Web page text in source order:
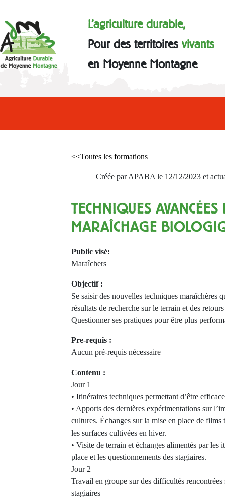
L'agriculture durable,
Pour des territoiresvivants
en Moyenne Montagne
<<Toutes les formations
Créée par APABA le 12/12/2023 et
TECHNIQUES AVANCÉES
MARAÎCHAGE
Public visé:
Maraîchers
Objectif :
Se saisir des nouvelles techniques maraîchères
résultats de recherche sur le terrain et des
Questionner ses pratiques pour être plus
Pre-requis :
Aucun pré-requis nécessaire
Contenu :
Jour 1
• Itinéraires techniques permettant d’être
• Apports des dernières expérimentations sur
cultures. Échanges sur la mise en place de
les surfaces cultivées en hiver.
• Visite de terrain et échanges alimentés par les
place et les questionnements des stagiaires.
Jour 2
Travail en groupe sur des difficultés rencontrées
stagiaires